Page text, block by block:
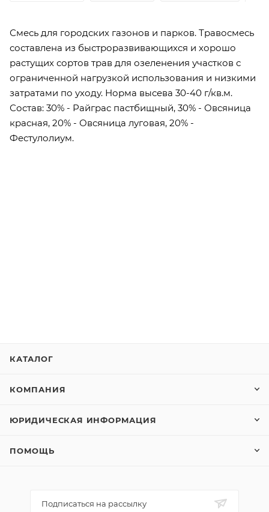
Смесь для городских газонов и парков. Травосмесь
составлена из быстроразвивающихся и хорошо
растущих сортов трав для озеленения участков с
ограниченной нагрузкой использования и низкими
затратами по уходу. Норма высева 30-40 г/кв.м.
Состав: 30% - Райграс пастбищный, 30% - Овсяница
красная, 20% - Овсяница луговая, 20% -
Фестулолиум.
КАТАЛОГ
КОМПАНИЯ
ЮРИДИЧЕСКАЯ ИНФОРМАЦИЯ
ПОМОЩЬ
Подписаться на рассылку